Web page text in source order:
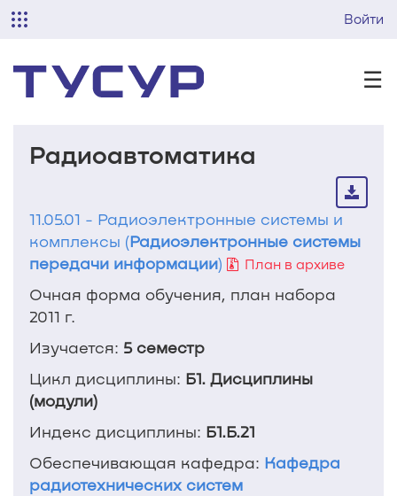
Войти
☰
Радиоавтоматика
11.05.01 - Радиоэлектронные системы и
комплексы (Радиоэлектронные системы
передачи информации) План в архиве
Очная форма обучения, план набора
2011 г.
Изучается: 5 семестр
Цикл дисциплины: Б1. Дисциплины
(модули)
Индекс дисциплины: Б1.Б.21
Обеспечивающая кафедра: Кафедра
радиотехнических систем